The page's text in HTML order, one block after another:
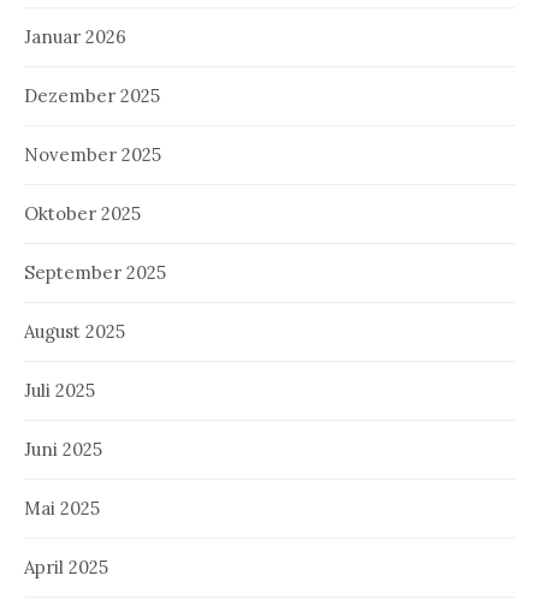
Januar 2026
Dezember 2025
November 2025
Oktober 2025
September 2025
August 2025
Juli 2025
Juni 2025
Mai 2025
April 2025